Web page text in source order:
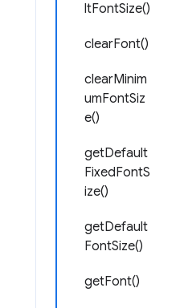
ltFontSize()
clearFont()
clearMinim
umFontSiz
e()
getDefault
FixedFontS
ize()
getDefault
FontSize()
getFont()